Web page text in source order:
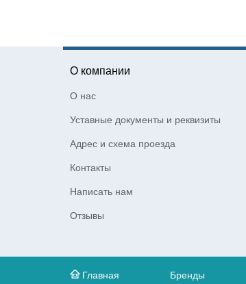
О компании
О нас
Уставные документы и реквизиты
Адрес и схема проезда
Контакты
Написать нам
Отзывы
Главная Бренды